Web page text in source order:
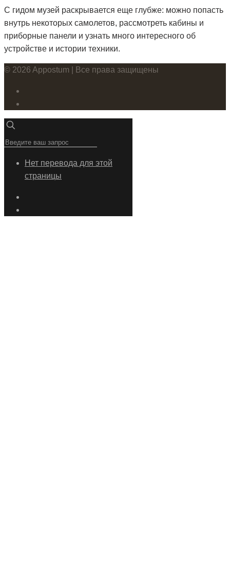
С гидом музей раскрывается еще глубже: можно попасть
внутрь некоторых самолетов, рассмотреть кабины и
приборные панели и узнать много интересного об
устройстве и истории техники.
© 2026 Appostum | Все права защищены
Нет перевода для этой
страницы